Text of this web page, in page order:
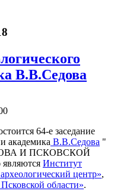
В.В.Седова
64-е заседание
академика В.В.Седова "
И ПСКОВСКОЙ
Институт
центр»,
области».